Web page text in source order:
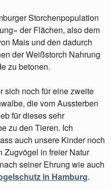
Storchenpopulation
der Flächen, also dem
Mais und den dadurch
der Weißstorch Nahrung
zu betonen.
sich noch für eine zweite
die vom Aussterben
für dieses sehr
zu den Tieren. Ich
auch unsere Kinder noch
Zugvögel in freier Natur
seiner Ehrung wie auch
in Hamburg.